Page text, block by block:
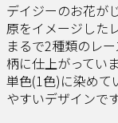
デイジーのお花が
原をイメージした
まるで2種類のレ
柄に仕上がっていま
単色(1色)に染めて
やすいデザインです